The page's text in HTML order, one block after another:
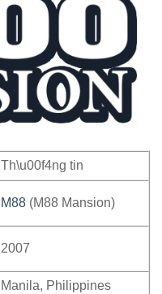
Th\u00f4ng tin
M88(M88 Mansion)
2007
Manila, Philippines